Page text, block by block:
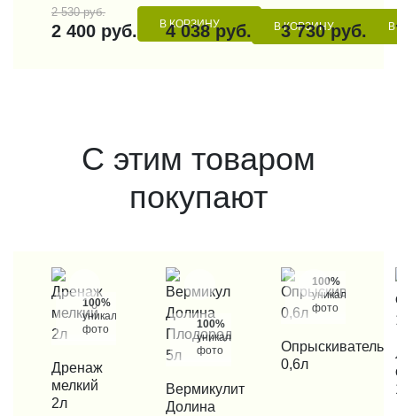
2 530 руб.
2 400 руб. В КОРЗИНУ
4 038 руб. В КОРЗИНУ
3 730 руб.
С этим товаром
покупают
100%
уникальные
фото
КУПИТЬ В 1 КЛИК
Дренаж
мелкий
2л
100%
уникальные
фото
КУПИТЬ В 1 КЛИК
Вермикулит
Долина
100%
уникальные
фото
КУПИТЬ В 1 КЛИК
Опрыскиватель
0,6л